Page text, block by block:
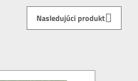
Nasledujúci produkt